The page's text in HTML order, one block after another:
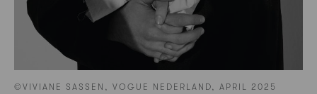
©VIVIANE SASSEN, VOGUE NEDERLAND, APRIL 2025